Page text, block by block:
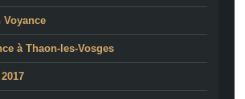
Voyance
à Thaon-les-Vosges